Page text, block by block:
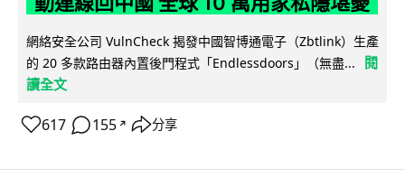
網絡安全公司 VulnCheck 揭發中國智博通電子（Zbtlink）生產
的 20 多款路由器內置後門程式「Endlessdoors」（無盡...
閱
讀全文
617 155 ↗ 分享